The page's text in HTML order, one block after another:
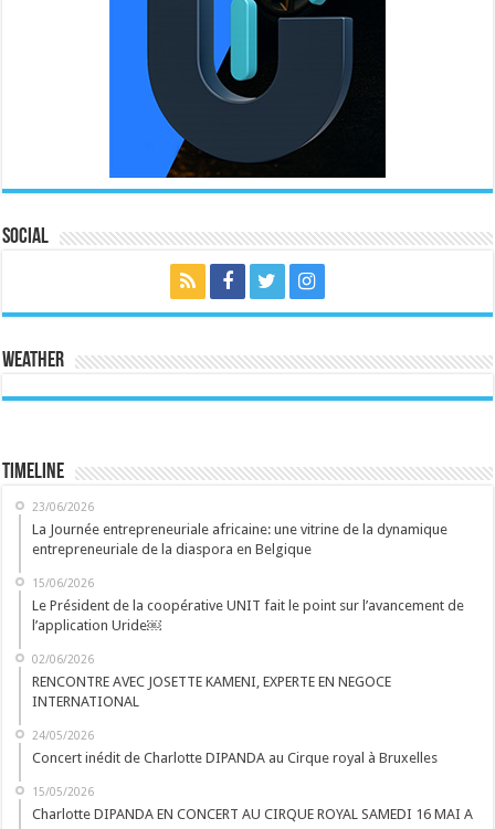
Social
Weather
Timeline
23/06/2026
La Journée entrepreneuriale africaine: une vitrine de la dynamique
entrepreneuriale de la diaspora en Belgique
15/06/2026
Le Président de la coopérative UNIT fait le point sur l’avancement de
l’application Uride￼
02/06/2026
RENCONTRE AVEC JOSETTE KAMENI, EXPERTE EN NEGOCE
INTERNATIONAL
24/05/2026
Concert inédit de Charlotte DIPANDA au Cirque royal à Bruxelles
15/05/2026
Charlotte DIPANDA EN CONCERT AU CIRQUE ROYAL SAMEDI 16 MAI A